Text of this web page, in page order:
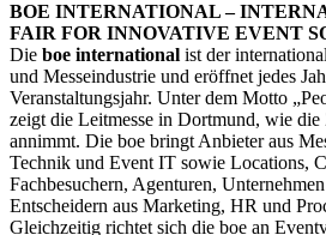
BOE INTERNATIONAL –
FAIR FOR INNOVATIVE EVENT
Die boe international ist der
und Messeindustrie und eröffnet jedes
Veranstaltungsjahr. Unter dem Motto
zeigt die Leitmesse in Dortmund, wie
annimmt. Die boe bringt Anbieter aus
Technik und Event IT sowie Locations,
Fachbesuchern, Agenturen,
Entscheidern aus Marketing, HR und
Gleichzeitig richtet sich die boe an